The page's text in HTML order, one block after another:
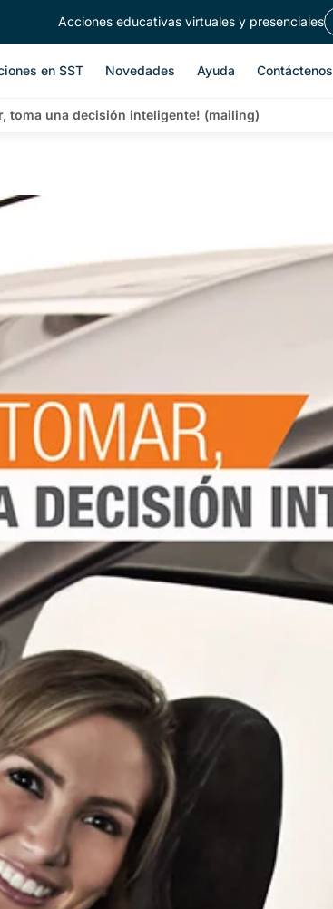
Acciones educativas virtuales y presenciales
en SST Novedades Ayuda Contáctenos
toma una decisión inteligente! (mailing)